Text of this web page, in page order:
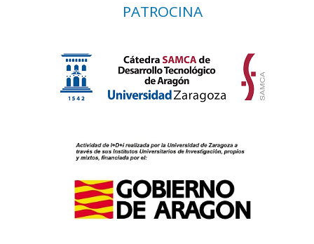
PATROCINA